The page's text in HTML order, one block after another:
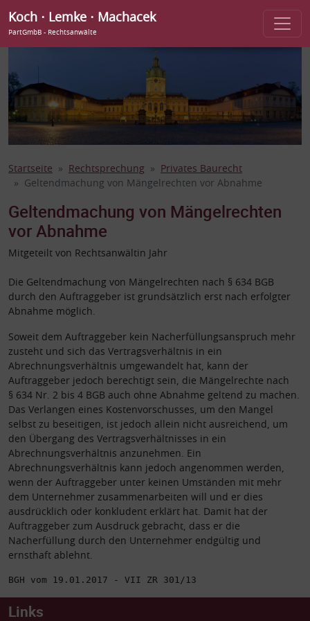
Koch ⋅ Lemke ⋅ Machacek
PartGmbB - Rechtsanwälte
Startseite Rechtsprechung
Privates Baurecht
Geltendmachung von Mängelrechten vor Abnahme
Geltendmachung von Mängelrechten
vor Abnahme
Mitgeteilt von Rechtsanwältin Jahr
Die Geltendmachung von Mängelrechten nach § 634 BGB
durch den Auftraggeber ist grundsätzlich erst nach erfolgter
Abnahme möglich.
Soweit dem Auftraggeber kein Nacherfüllungsanspruch mehr
zusteht und sich das Vertragsverhältnis in ein
Abrechnungsverhältnis umgewandelt hat, kann der
Auftraggeber jedoch berechtigt sein, die Mängelrechte nach
§ 634 Nr. 2 bis 4 BGB auch ohne Abnahme geltend zu machen.
Das Verlangen eines Kostenvorschusses, um den Mangel
selbst zu beseitigen, ist jedoch allein nicht ausreichend, um
den Übergang des Vertragsverhältnisses in ein
Abrechnungsverhältnis anzunehmen. Ein
Abrechnungsverhältnis kann jedoch angenommen werden,
wenn der Auftraggeber unter keinen Umständen mit mehr
dem Unternehmer zusammenarbeiten will und er dies
ausdrücklich oder konkludent erklärt hat. Damit hat der
Auftraggeber zum Ausdruck gebracht, dass er die
Nacherfüllung durch den Unternehmer endgültig und
ernsthaft ablehnt.
BGH vom 19.01.2017 - VII ZR 301/13
Links